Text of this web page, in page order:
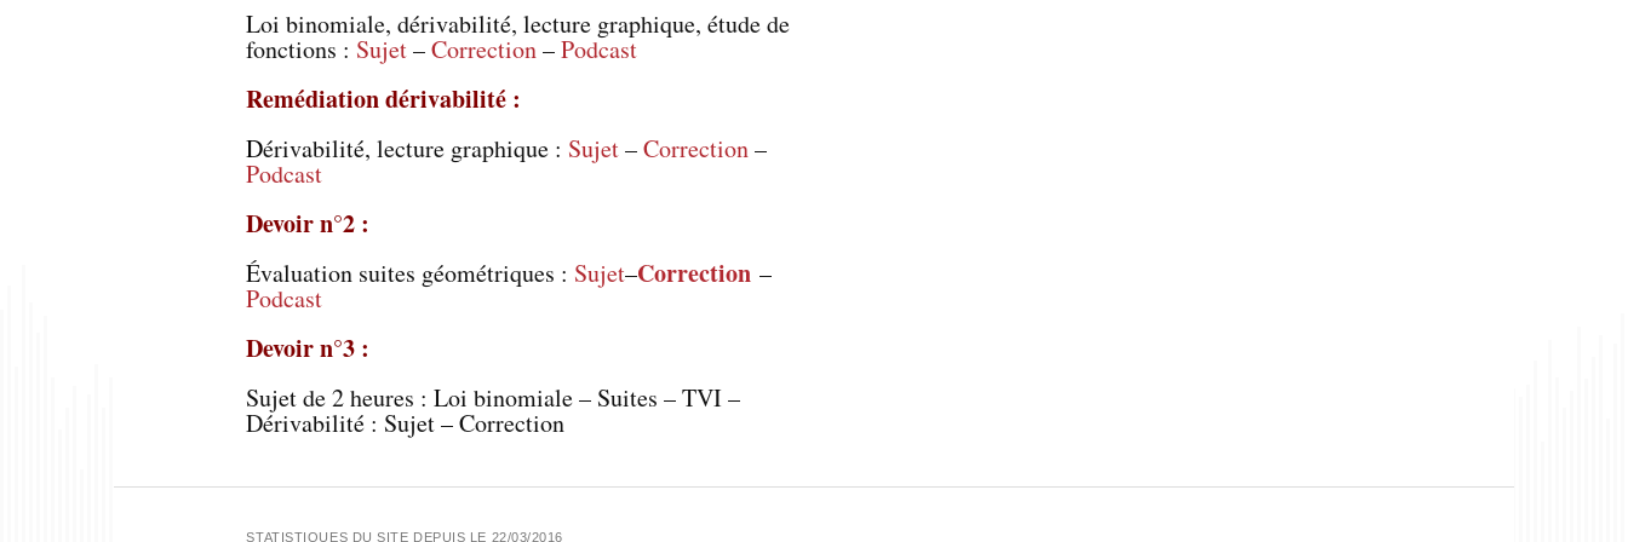
Loi binomiale, dérivabilité, lecture graphique, étude de
fonctions : Sujet–Correction–Podcast
Remédiation dérivabilité :
Dérivabilité, lecture graphique : Sujet–Correction–
Podcast
Devoir n°2 :
Évaluation suites géométriques : Sujet–Correction–
Podcast
Devoir n°3 :
Sujet de 2 heures : Loi binomiale – Suites – TVI –
Dérivabilité : Sujet – Correction
STATISTIQUES DU SITE DEPUIS LE 22/03/2016